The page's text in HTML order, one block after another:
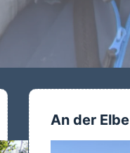
An der Elbe